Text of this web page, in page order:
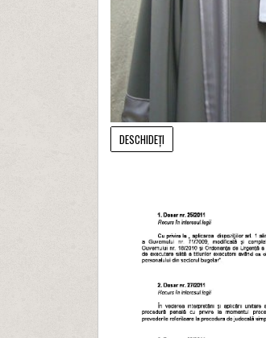
DESCHIDEȚI